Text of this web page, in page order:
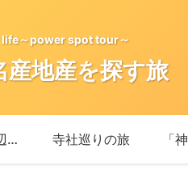
～power spot tour～
産地産を探す旅
寺社の参拝情報・周辺情報 寺社巡りの旅